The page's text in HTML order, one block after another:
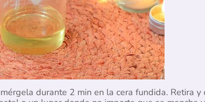
durante 2 min en la cera fundida. Retira